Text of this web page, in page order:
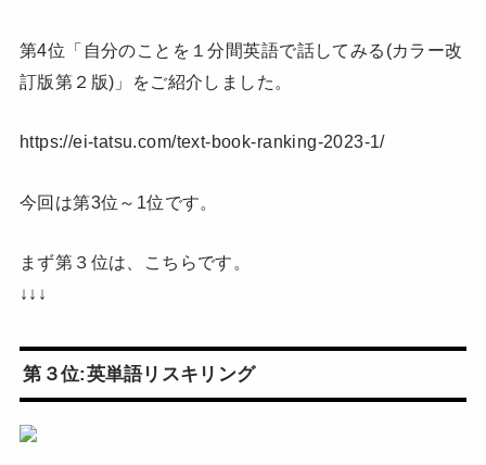
第4位「 自分のことを１分間英語で話してみる(カラー改
訂版第２版)」をご紹介しました。
https://ei-tatsu.com/text-book-ranking-2023-1/
今回は第3位～1位です。
まず第３位は、こちらです。
↓↓↓
第３位:英単語リスキリング